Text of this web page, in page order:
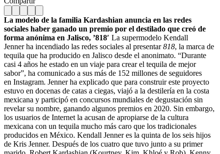
La modelo de la familia Kardashian anuncia en las redes
sociales haber ganado un premio por el destilado que creó de
forma anónima en Jalisco, ’818′ La supermodelo Kendall
Jenner ha incendiado las redes sociales al presentar818, la marca de
tequila que ha producido en Jalisco desde el anonimato. “Durante
casi 4 años he estado en un viaje para crear el tequila de mejor
sabor”, ha comunicado a sus más de 152 millones de seguidores
en Instagram. Jenner ha explicado que para construir este proyecto
estuvo en docenas de catas a ciegas, viajó a la destilería en la costa
mexicana y participó en concursos mundiales de degustación sin
revelar su nombre, ganando algunos premios en 2020. Sin embargo,
los usuarios de Internet la acusan de apropiarse de la cultura
mexicana con un tequila mucho más caro que los tradicionales
producidos en México. Kendall Jenner es la quinta de los seis hijos
de Kris Jenner. Después de los cuatro que tuvo junto a su primer